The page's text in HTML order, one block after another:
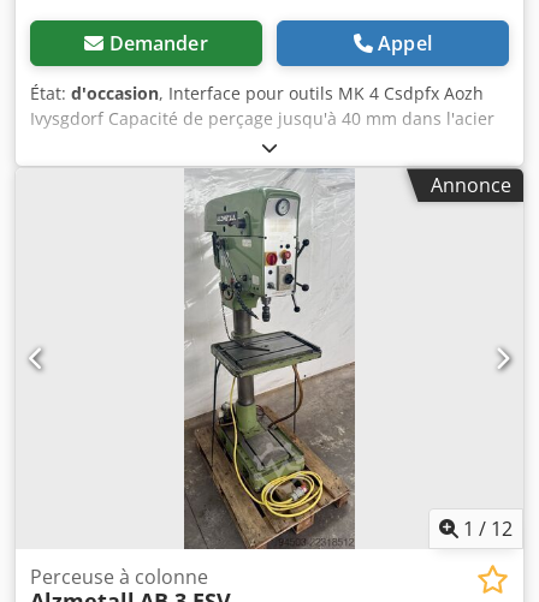
Demander Appel
État: d'occasion, Interface pour outils MK 4 Csdpfx Aozh
Ivysgdorf Capacité de perçage jusqu'à 40 mm dans l'acier
Rotation à droite et à gauche Réglage en continu de la
vitesse avec affichage Avance automatique
Annonce
1 / 12
Perceuse à colonne